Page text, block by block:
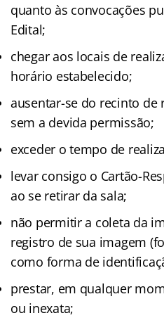
quanto às convocações
Edital;
chegar aos locais de
horário estabelecido;
ausentar-se do recinto de
sem a devida permissão;
exceder o tempo de
levar consigo o Cartão-
ao se retirar da sala;
não permitir a coleta da
registro de sua imagem
como forma de
prestar, em qualquer
ou inexata;